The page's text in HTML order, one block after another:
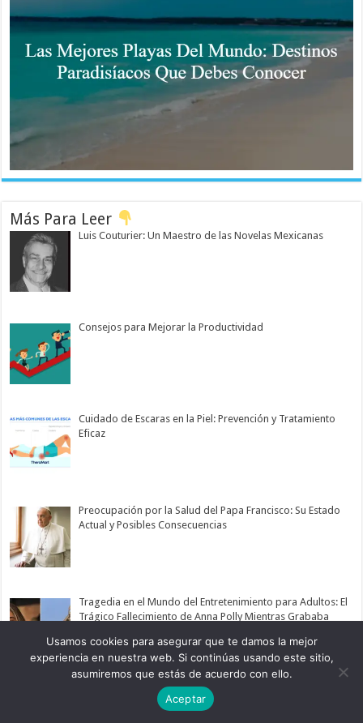
Más Para Leer
Luis Couturier: Un Maestro de las Novelas Mexicanas
Consejos para Mejorar la Productividad
Cuidado de Escaras en la Piel: Prevención y Tratamiento
Eficaz
Preocupación por la Salud del Papa Francisco: Su Estado
Actual y Posibles Consecuencias
Tragedia en el Mundo del Entretenimiento para Adultos: El
Trágico Fallecimiento de Anna Polly Mientras Grababa
Usamos cookies para asegurar que te damos la mejor
experiencia en nuestra web. Si continúas usando este sitio,
asumiremos que estás de acuerdo con ello.
Aceptar